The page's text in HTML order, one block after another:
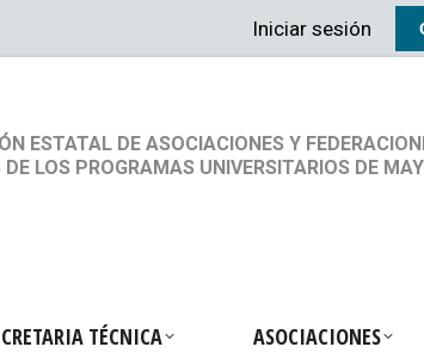
Iniciar sesión
ESTATAL DE ASOCIACIONES Y
LOS PROGRAMAS UNIVERSITARIOS DE
TÉCNICA ASOCIACIONES